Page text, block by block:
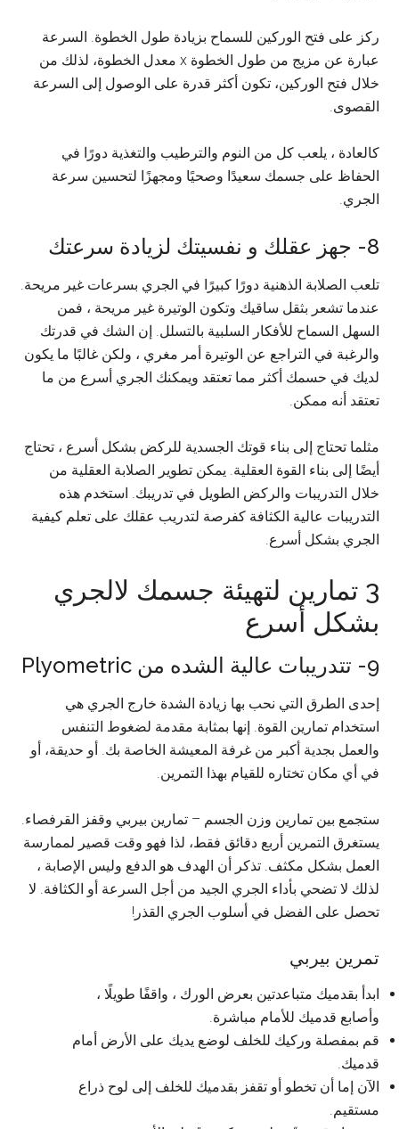
ركز على فتح الوركين للسماح بزيادة طول الخطوة. السرعة
عبارة عن مزيج من طول الخطوة x معدل الخطوة، لذلك من
خلال فتح الوركين، تكون أكثر قدرة على الوصول إلى السرعة
القصوى.
كالعادة ، يلعب كل من النوم والترطيب والتغذية دورًا في
الحفاظ على جسمك سعيدًا وصحيًا ومجهزًا لتحسين سرعة
الجري.
8- جهز عقلك و نفسيتك لزيادة سرعتك
تلعب الصلابة الذهنية دورًا كبيرًا في الجري بسرعات غير مريحة.
عندما تشعر بثقل ساقيك وتكون الوتيرة غير مريحة ، فمن
السهل السماح للأفكار السلبية بالتسلل. إن الشك في قدرتك
والرغبة في التراجع عن الوتيرة أمر مغري ، ولكن غالبًا ما يكون
لديك في حسمك أكثر مما تعتقد ويمكنك الجري أسرع من ما
تعتقد أنه ممكن.
مثلما تحتاج إلى بناء قوتك الجسدية للركض بشكل أسرع ، تحتاج
أيضًا إلى بناء القوة العقلية. يمكن تطوير الصلابة العقلية من
خلال التدريبات والركض الطويل في تدريبك. استخدم هذه
التدريبات عالية الكثافة كفرصة لتدريب عقلك على تعلم كيفية
الجري بشكل أسرع.
3 تمارين لتهيئة جسمك لالجري
بشكل أسرع
9- تتدريبات عالية الشده من Plyometric
إحدى الطرق التي نحب بها زيادة الشدة خارج الجري هي
استخدام تمارين القوة. إنها بمثابة مقدمة لضغوط التنفس
والعمل بجدية أكبر من غرفة المعيشة الخاصة بك. أو حديقة، أو
في أي مكان تختاره للقيام بهذا التمرين.
ستجمع بين تمارين وزن الجسم – تمارين بيربي وقفز القرفصاء.
يستغرق التمرين أربع دقائق فقط، لذا فهو وقت قصير لممارسة
العمل بشكل مكثف. تذكر أن الهدف هو الدفع وليس الإصابة ،
لذلك لا تضحي بأداء الجري الجيد من أجل السرعة أو الكثافة. لا
تحصل على الفضل في أسلوب الجري القذر!
تمرين بيربي
ابدأ بقدميك متباعدتين بعرض الورك ، واقفًا طويلًا ،
وأصابع قدميك للأمام مباشرة.
قم بمفصلة وركيك للخلف لوضع يديك على الأرض أمام
قدميك.
الآن إما أن تخطو أو تقفز بقدميك للخلف إلى لوح ذراع
مستقيم.